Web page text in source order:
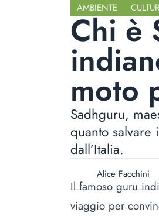
AMBIENTE
Chi è
moto
Sadhguru,
quanto salvare
dall’Italia.
Alice Facchini
Il famoso guru
viaggio per